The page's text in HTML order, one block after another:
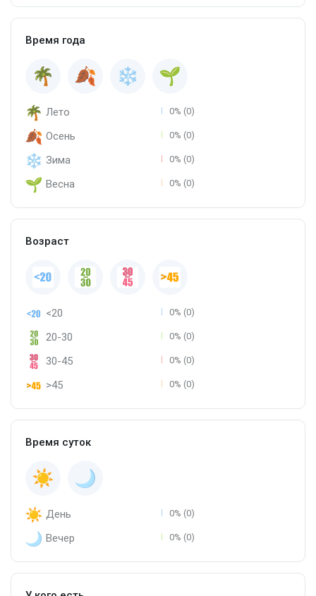
Время года
Лето 0% (0)
Осень 0% (0)
Зима 0% (0)
Весна 0% (0)
Возраст
<20 0% (0)
20-30 0% (0)
30-45 0% (0)
>45 0% (0)
Время суток
День 0% (0)
Вечер 0% (0)